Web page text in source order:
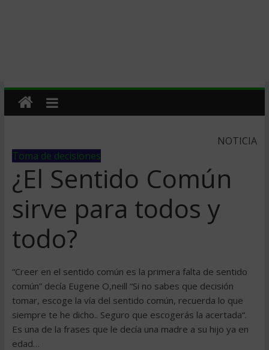
NOTICIA
Toma de decisiones
¿El Sentido Común
sirve para todos y
todo?
“Creer en el sentido común es la primera falta de sentido
común” decía Eugene O,neill “Si no sabes que decisión
tomar, escoge la vía del sentido común, recuerda lo que
siempre te he dicho.. Seguro que escogerás la acertada“.
Es una de la frases que le decía una madre a su hijo ya en
edad…